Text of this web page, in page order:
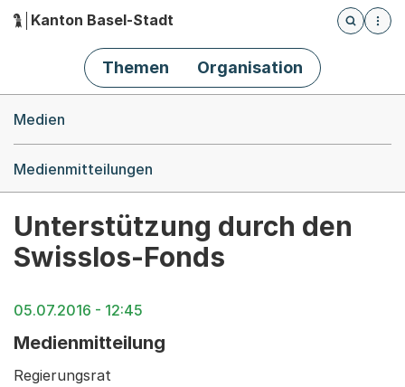
Hauptnavigation
Kanton Basel-Stadt
Öffnet
Themen Organisation
Medien
Medienmitteilungen
Unterstützung durch den
Swisslos-Fonds
05.07.2016 - 12:45
Medienmitteilung
Regierungsrat